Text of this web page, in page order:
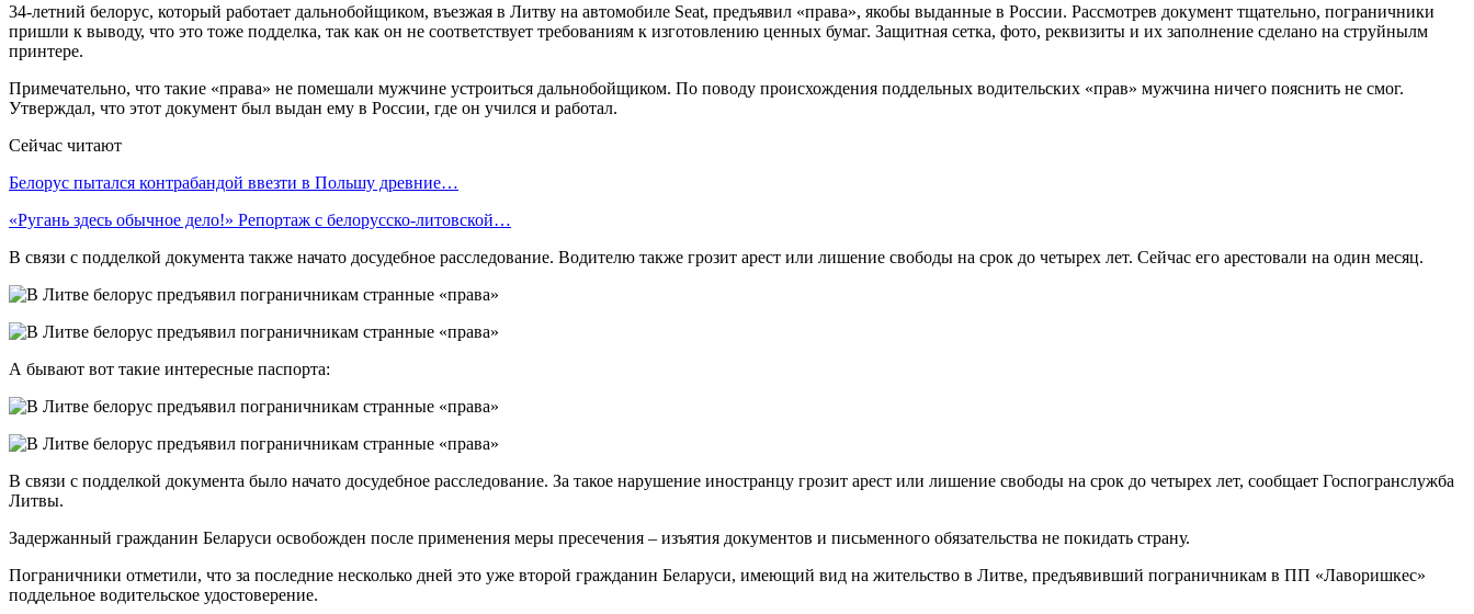
34-летний белорус, который работает дальнобойщиком, въезжая в Литву на автомобиле Seat, предъявил «права», якобы выданные в России. Рассмотрев документ тщательно, пограничники
пришли к выводу, что это тоже подделка, так как он не соответствует требованиям к изготовлению ценных бумаг. Защитная сетка, фото, реквизиты и их заполнение сделано на струйнылм
принтере.
Примечательно, что такие «права» не помешали мужчине устроиться дальнобойщиком. По поводу происхождения поддельных водительских «прав» мужчина ничего пояснить не смог.
Утверждал, что этот документ был выдан ему в России, где он учился и работал.
Сейчас читают
Белорус пытался контрабандой ввезти в Польшу древние…
«Ругань здесь обычное дело!» Репортаж с белорусско-литовской…
В связи с подделкой документа также начато досудебное расследование. Водителю также грозит арест или лишение свободы на срок до четырех лет. Сейчас его арестовали на один месяц.
А бывают вот такие интересные паспорта:
В связи с подделкой документа было начато досудебное расследование. За такое нарушение иностранцу грозит арест или лишение свободы на срок до четырех лет, сообщает Госпогранслужба
Литвы.
Задержанный гражданин Беларуси освобожден после применения меры пресечения – изъятия документов и письменного обязательства не покидать страну.
Пограничники отметили, что за последние несколько дней это уже второй гражданин Беларуси, имеющий вид на жительство в Литве, предъявивший пограничникам в ПП «Лаворишкес»
поддельное водительское удостоверение.